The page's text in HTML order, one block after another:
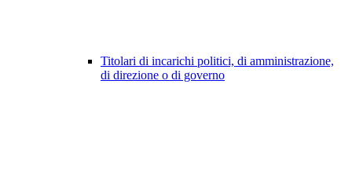
Titolari di incarichi politici, di amministrazione,
di direzione o di governo